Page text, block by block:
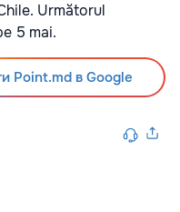
Următorul
5 mai.
Point.md в Google